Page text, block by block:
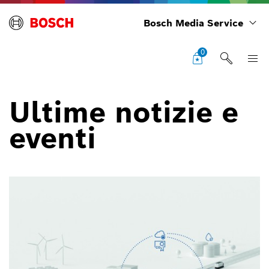
Bosch Media Service
0
Ultime notizie e
eventi